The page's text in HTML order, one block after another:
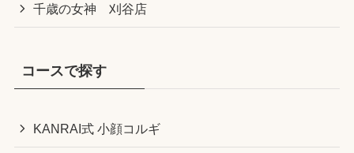
千歳の女神 刈谷店
コースで探す
KANRAI式 小顔コルギ